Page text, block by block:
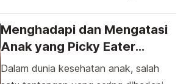
menyelami strategi dan teknik optimal
[…]
teknologi untuk meningkatkan literasi
digital di Sekolah Dasar menjadi
sekolah dasar, di mana dasar
Menghadapi dan Mengatasi
Anak yang Picky Eater
dengan Strategi Nutrisi yang
Tepat untuk Membangun
Dalam dunia kesehatan anak, salah